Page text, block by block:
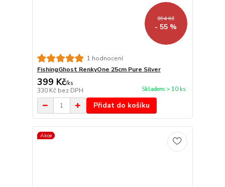
894 Kč
- 55 %
1 hodnocení
FishingGhost RenkyOne 25cm Pure Silver
399 Kč/ks
330 Kč bez DPH Skladem > 10 ks
Přidat do košíku
Akce